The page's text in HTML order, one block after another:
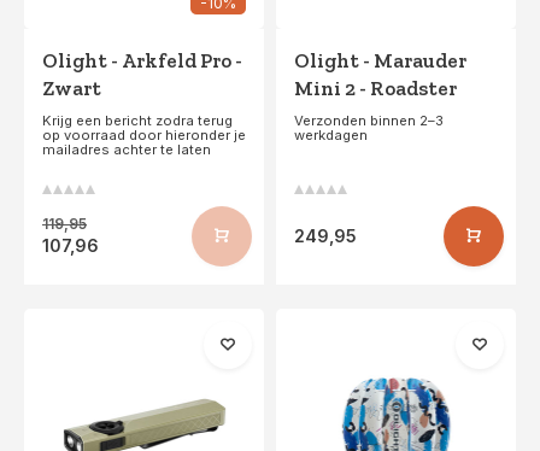
Olight - Arkfeld Pro -
Zwart
Krijg een bericht zodra terug
op voorraad door hieronder je
mailadres achter te laten
119,95
107,96
Olight - Marauder
Mini 2 - Roadster
Verzonden binnen 2–3
werkdagen
249,95